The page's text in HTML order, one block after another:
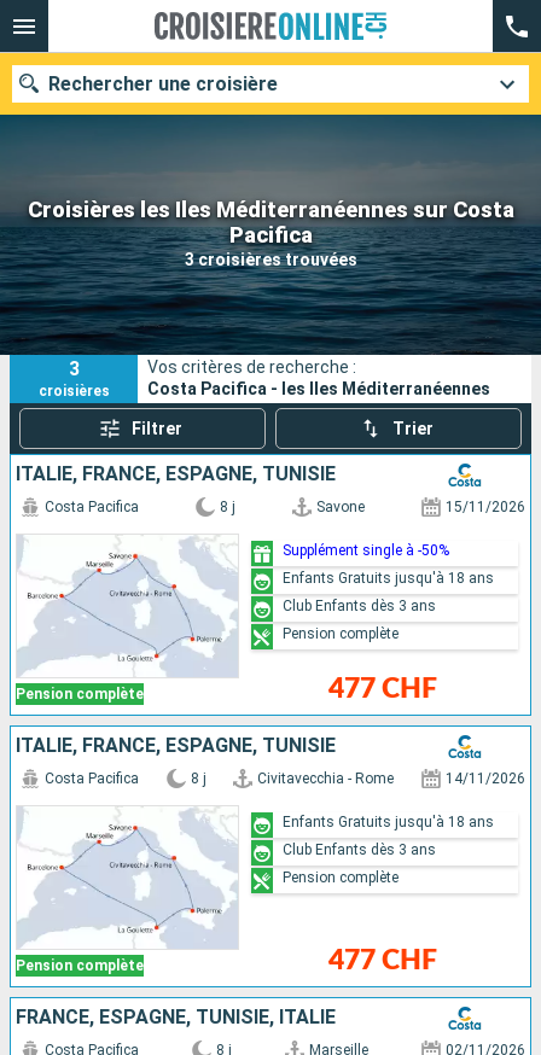
Croisières les Iles Méditerranéennes sur Costa
Pacifica
3 croisières trouvées
Rechercher une croisière
Nos destinations
Mois de départ
Ports Compagnies
Rechercher
3
croisières
Vos critères de recherche :
Costa Pacifica - les Iles Méditerranéennes
Filtrer Trier
ITALIE, FRANCE, ESPAGNE, TUNISIE
Pension complète
Costa Pacifica 8 j Savone 15/11/2026
477 CHF
Supplément single à -50%
Enfants Gratuits jusqu'à 18 ans
Club Enfants dès 3 ans
Pension complète
ITALIE, FRANCE, ESPAGNE, TUNISIE
Pension complète
Costa Pacifica 8 j Civitavecchia - Rome 14/11/2026
477 CHF
Enfants Gratuits jusqu'à 18 ans
Club Enfants dès 3 ans
Pension complète
FRANCE, ESPAGNE, TUNISIE, ITALIE
Costa Pacifica 8 j Marseille 02/11/2026